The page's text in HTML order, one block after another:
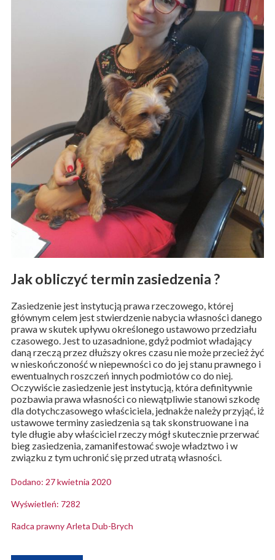
Jak obliczyć termin zasiedzenia ?
Zasiedzenie jest instytucją prawa rzeczowego, której
głównym celem jest stwierdzenie nabycia własności danego
prawa w skutek upływu określonego ustawowo przedziału
czasowego. Jest to uzasadnione, gdyż podmiot władający
daną rzeczą przez dłuższy okres czasu nie może przecież żyć
w nieskończoność w niepewności co do jej stanu prawnego i
ewentualnych roszczeń innych podmiotów co do niej.
Oczywiście zasiedzenie jest instytucją, która definitywnie
pozbawia prawa własności co niewątpliwie stanowi szkodę
dla dotychczasowego właściciela, jednakże należy przyjąć, iż
ustawowe terminy zasiedzenia są tak skonstruowane i na
tyle długie aby właściciel rzeczy mógł skutecznie przerwać
bieg zasiedzenia, zamanifestować swoje władztwo i w
związku z tym uchronić się przed utratą własności.
Dodano: 27 kwietnia 2020
Wyświetleń: 7282
Radca prawny Arleta Dub-Brych